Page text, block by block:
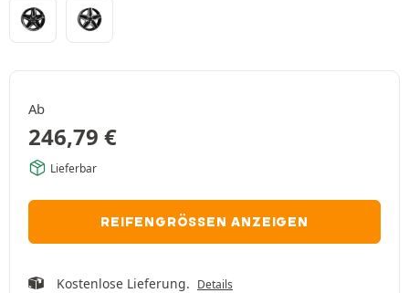
Ab
246,79 €
Lieferbar
REIFENGRÖSSEN ANZEIGEN
Kostenlose Lieferung. Details